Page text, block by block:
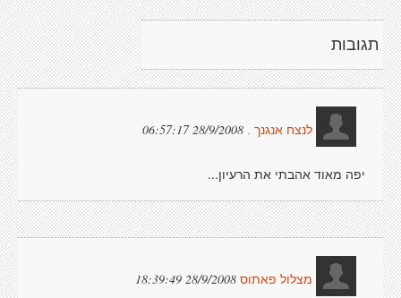
תגובות
לנצח אנגנך . 28/9/2008 06:57:17
יפה מאוד אהבתי את הרעיון...
מצלול פאתוס 28/9/2008 18:39:49